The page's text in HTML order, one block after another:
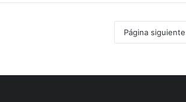
Página siguiente